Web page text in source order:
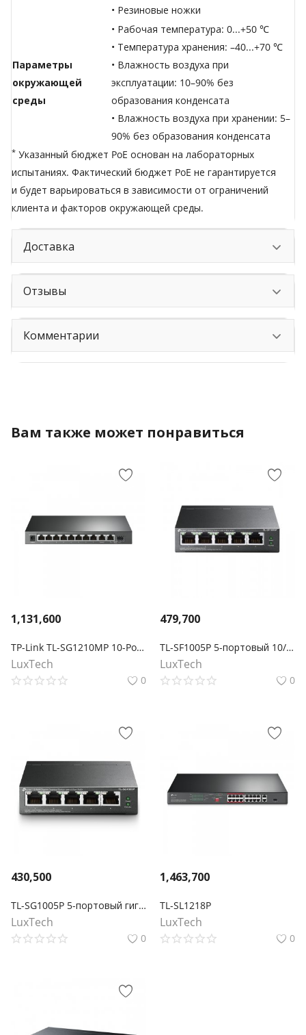
• Резиновые ножки
Параметры
окружающей
среды
• Рабочая температура: 0...+50 ℃
• Температура хранения: –40...+70 ℃
• Влажность воздуха при
эксплуатации: 10–90% без
образования конденсата
• Влажность воздуха при хранении: 5–
90% без образования конденсата
* Указанный бюджет PoE основан на лабораторных
испытаниях. Фактический бюджет PoE не гарантируется
и будет варьироваться в зависимости от ограничений
клиента и факторов окружающей среды.
Доставка
Отзывы
Комментарии
Вам также может понравиться
1,131,600
TP-Link TL-SG1210MP 10-Port Гигабитный коммутатор для настольных ПК с 8-Port PoE +
LuxTech
0
479,700
TL-SF1005P 5-портовый 10/100 Мбит/с настольный коммутатор с 4 портами PoE+
LuxTech
0
430,500
TL-SG1005P 5-портовый гигабитный настольный коммутатор с 4 портами PoE+
LuxTech
0
1,463,700
TL-SL1218P
LuxTech
0